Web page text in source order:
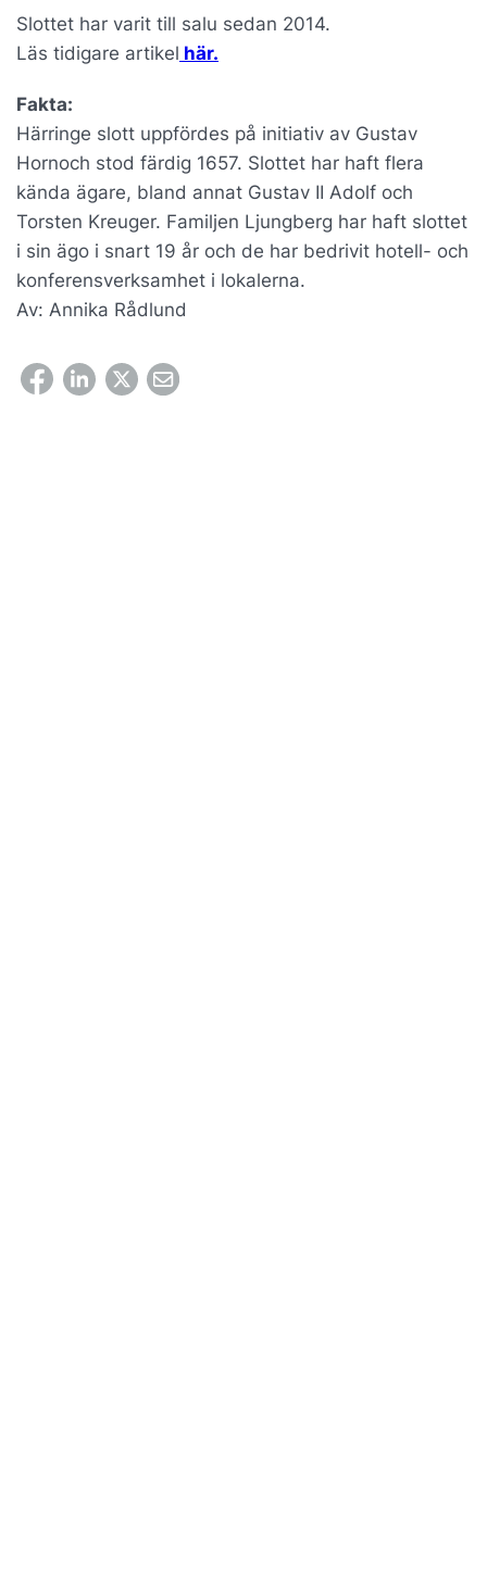
Slottet har varit till salu sedan 2014.
Läs tidigare artikel här.
Fakta:
Härringe slott uppfördes på initiativ av Gustav
Hornoch stod färdig 1657. Slottet har haft flera
kända ägare, bland annat Gustav II Adolf och
Torsten Kreuger. Familjen Ljungberg har haft slottet
i sin ägo i snart 19 år och de har bedrivit hotell- och
konferensverksamhet i lokalerna.
Av: Annika Rådlund